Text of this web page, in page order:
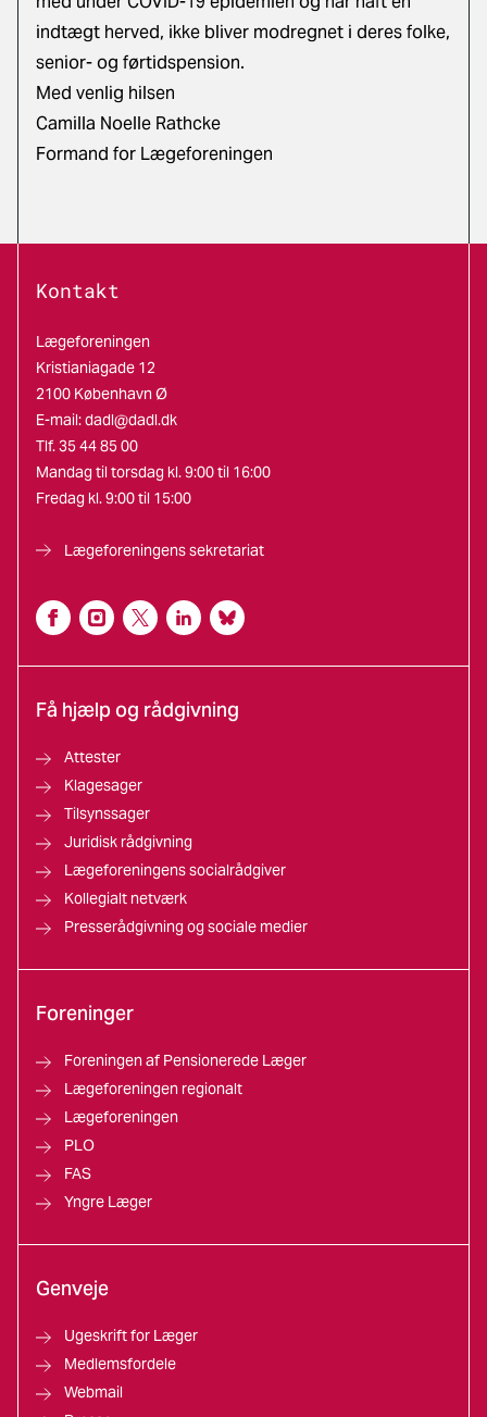
indtægt herved, ikke bliver modregnet i deres folke,
senior- og førtidspension.
Med venlig hilsen
Camilla Noelle Rathcke
Formand for Lægeforeningen
Kontakt
Lægeforeningen
Kristianiagade 12
2100 København Ø
E-mail:dadl@dadl.dk
Tlf. 35 44 85 00
Mandag til torsdag kl. 9:00 til 16:00
Fredag kl. 9:00 til 15:00
Lægeforeningens sekretariat
Få hjælp og rådgivning
Attester
Klagesager
Tilsynssager
Juridisk rådgivning
Lægeforeningens socialrådgiver
Kollegialt netværk
Presserådgivning og sociale medier
Foreninger
Foreningen af Pensionerede Læger
Lægeforeningen regionalt
Lægeforeningen
PLO
FAS
Yngre Læger
Genveje
Ugeskrift for Læger
Medlemsfordele
Webmail